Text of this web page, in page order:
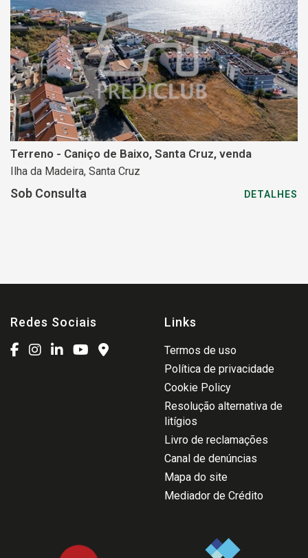
Terreno - Caniço de Baixo, Santa Cruz, venda
Ilha da Madeira, Santa Cruz
Sob Consulta DETALHES
Redes Sociais Links
Termos de uso
Política de privacidade
Cookie Policy
Resolução alternativa de
litígios
Livro de reclamações
Canal de denúncias
Mapa do site
Mediador de Crédito